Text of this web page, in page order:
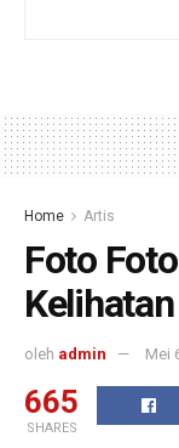
Home Artis
Foto
oleh admin Mei
665
SHARES